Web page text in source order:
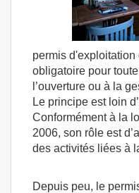
permis
obligatoire pour
l’ouverture ou à la
Le principe est loin
Conformément à la
2006, son rôle est
des activités liées à
Depuis peu, le